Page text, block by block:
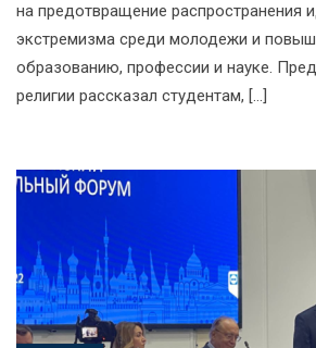
на предотвращение распространения
экстремизма среди молодежи и
образованию, профессии и науке.
религии рассказал студентам, […]